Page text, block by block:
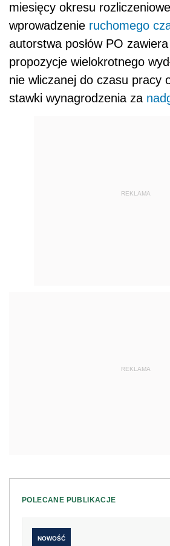
miesięcy okresu
wprowadzenie ruchomego
autorstwa posłów PO
propozycje wielokrotnego
nie wliczanej do czasu pracy
stawki wynagrodzenia za
REKLAMA
REKLAMA
POLECANE PUBLIKACJE
NOWOŚĆ